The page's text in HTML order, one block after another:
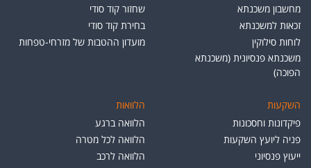
מחשבון משכנתא
זכאות למשכנתא
לוחות סילוקין
משכנתא פנסיונית (משכנתא
הפוכה)
שחזור קוד סודי
בחירת קוד סודי
מועדון ההטבות של מזרחי-טפחות
השקעות
פיקדונות וחסכונות
פניה ליועץ השקעות
ייעוץ פנסיוני
הלוואות
הלוואה ברגע
הלוואה לכל מטרה
הלוואה לרכב